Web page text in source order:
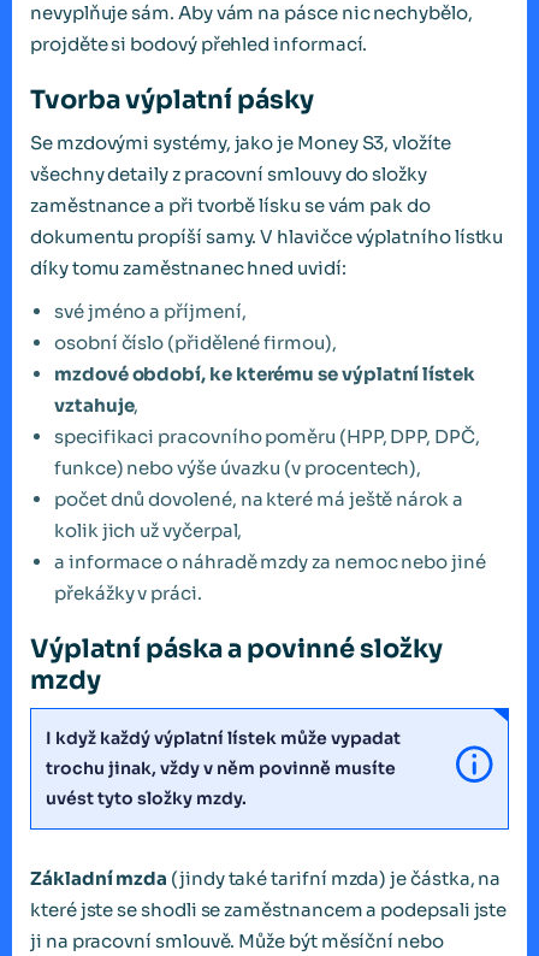
nevyplňuje sám. Aby vám na pásce nic nechybělo,
projděte si bodový přehled informací.
Tvorba výplatní pásky
Se mzdovými systémy, jako je Money S3, vložíte
všechny detaily z pracovní smlouvy do složky
zaměstnance a při tvorbě lísku se vám pak do
dokumentu propíší samy. V hlavičce výplatního lístku
díky tomu zaměstnanec hned uvidí:
své jméno a příjmení,
osobní číslo (přidělené firmou),
mzdové období, ke kterému se výplatní lístek
vztahuje,
specifikaci pracovního poměru (HPP, DPP, DPČ,
funkce) nebo výše úvazku (v procentech),
počet dnů dovolené, na které má ještě nárok a
kolik jich už vyčerpal,
a informace o náhradě mzdy za nemoc nebo jiné
překážky v práci.
Výplatní páska a povinné složky
mzdy
I když každý výplatní lístek může vypadat
trochu jinak, vždy v něm povinně musíte
uvést tyto složky mzdy.
Základní mzda (jindy také tarifní mzda) je částka, na
které jste se shodli se zaměstnancem a podepsali jste
ji na pracovní smlouvě. Může být měsíční nebo